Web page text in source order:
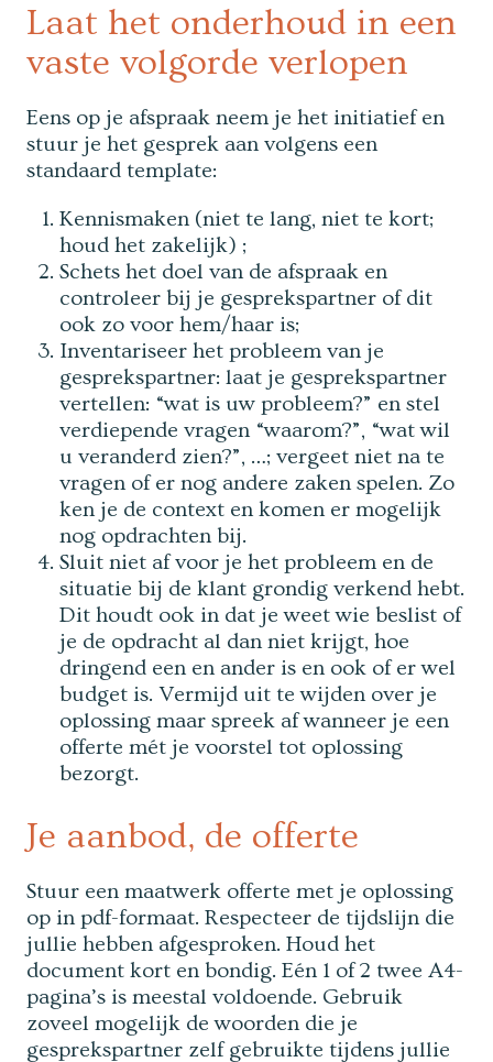
Laat het onderhoud in een
vaste volgorde verlopen
Eens op je afspraak neem je het initiatief en
stuur je het gesprek aan volgens een
standaard template:
Kennismaken (niet te lang, niet te kort;
houd het zakelijk) ;
Schets het doel van de afspraak en
controleer bij je gesprekspartner of dit
ook zo voor hem/haar is;
Inventariseer het probleem van je
gesprekspartner: laat je gesprekspartner
vertellen: “wat is uw probleem?” en stel
verdiepende vragen “waarom?”, “wat wil
u veranderd zien?”, …; vergeet niet na te
vragen of er nog andere zaken spelen. Zo
ken je de context en komen er mogelijk
nog opdrachten bij.
Sluit niet af voor je het probleem en de
situatie bij de klant grondig verkend hebt.
Dit houdt ook in dat je weet wie beslist of
je de opdracht al dan niet krijgt, hoe
dringend een en ander is en ook of er wel
budget is. Vermijd uit te wijden over je
oplossing maar spreek af wanneer je een
offerte mét je voorstel tot oplossing
bezorgt.
Je aanbod, de offerte
Stuur een maatwerk offerte met je oplossing
op in pdf-formaat. Respecteer de tijdslijn die
jullie hebben afgesproken. Houd het
document kort en bondig. Eén 1 of 2 twee A4-
pagina’s is meestal voldoende. Gebruik
zoveel mogelijk de woorden die je
gesprekspartner zelf gebruikte tijdens jullie